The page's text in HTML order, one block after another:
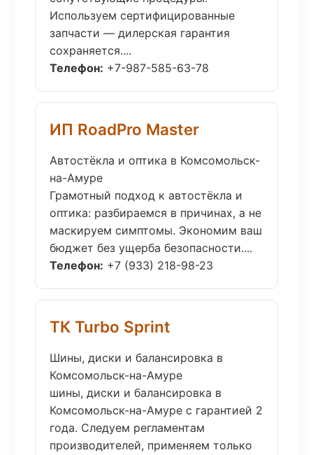
Используем сертифицированные
запчасти — дилерская гарантия
сохраняется....
Телефон: +7-987-585-63-78
ИП RoadPro Master
Автостёкла и оптика в Комсомольск-
на-Амуре
Грамотный подход к автостёкла и
оптика: разбираемся в причинах, а не
маскируем симптомы. Экономим ваш
бюджет без ущерба безопасности....
Телефон: +7 (933) 218-98-23
ТК Turbo Sprint
Шины, диски и балансировка в
Комсомольск-на-Амуре
шины, диски и балансировка в
Комсомольск-на-Амуре с гарантией 2
года. Следуем регламентам
производителей, применяем только